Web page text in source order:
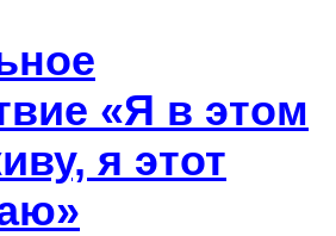
«Я в этом
я этот